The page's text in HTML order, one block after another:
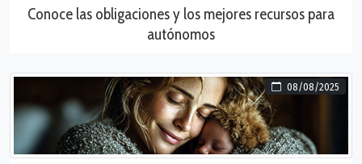
Conoce las obligaciones y los mejores recursos para
autónomos
08/08/2025